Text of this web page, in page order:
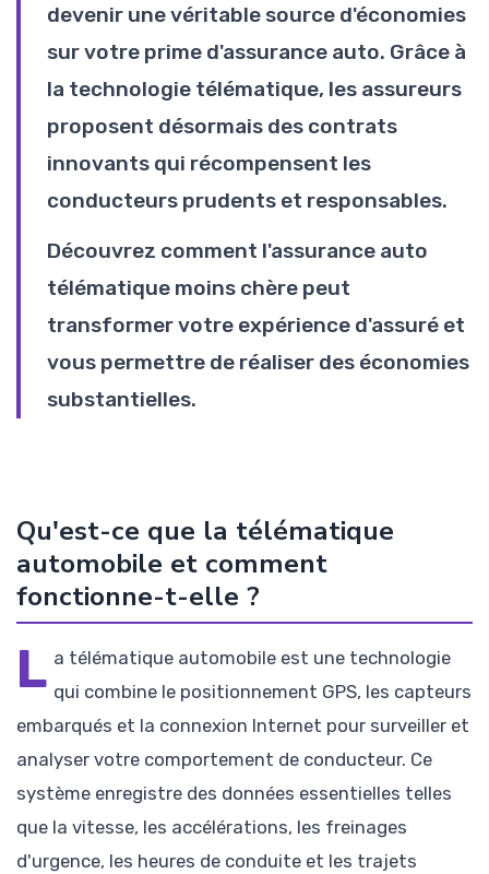
devenir une véritable source d'économies
sur votre prime d'assurance auto. Grâce à
la technologie télématique, les assureurs
proposent désormais des contrats
innovants qui récompensent les
conducteurs prudents et responsables.
Découvrez comment l'assurance auto
télématique moins chère peut
transformer votre expérience d'assuré et
vous permettre de réaliser des économies
substantielles.
Qu'est-ce que la télématique
automobile et comment
fonctionne-t-elle ?
L a télématique automobile est une technologie
qui combine le positionnement GPS, les capteurs
embarqués et la connexion Internet pour surveiller et
analyser votre comportement de conducteur. Ce
système enregistre des données essentielles telles
que la vitesse, les accélérations, les freinages
d'urgence, les heures de conduite et les trajets